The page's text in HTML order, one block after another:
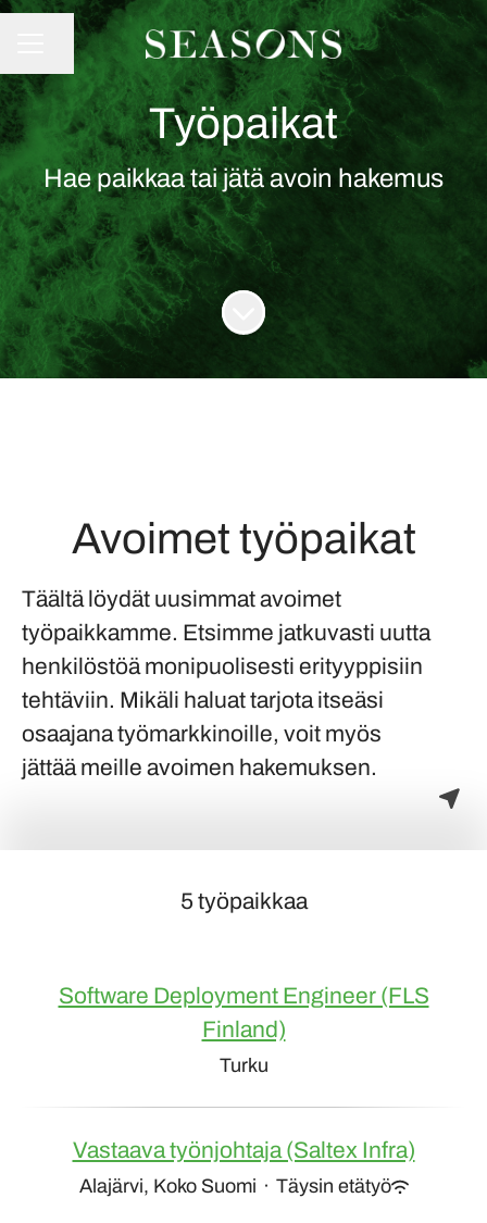
URAVALIKKO
Jaa sivu
Työpaikat
Hae paikkaa tai jätä avoin hakemus
Siirry sisältöön
Avoimet työpaikat
Täältä löydät uusimmat avoimet
työpaikkamme. Etsimme jatkuvasti uutta
henkilöstöä monipuolisesti erityyppisiin
tehtäviin. Mikäli haluat tarjota itseäsi
osaajana työmarkkinoille, voit myös
jättää meille avoimen hakemuksen.
5 työpaikkaa
Software Deployment Engineer (FLS
Finland)
Turku
Vastaava työnjohtaja (Saltex Infra)
Alajärvi, Koko Suomi · Täysin etätyö